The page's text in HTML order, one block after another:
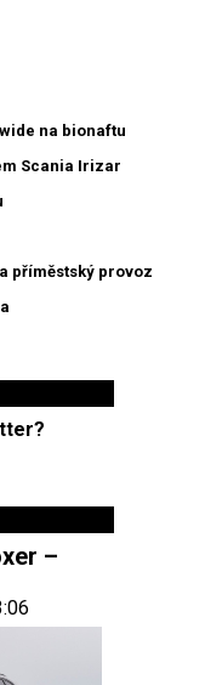
na bionaftu
Scania Irizar
příměstský provoz
–